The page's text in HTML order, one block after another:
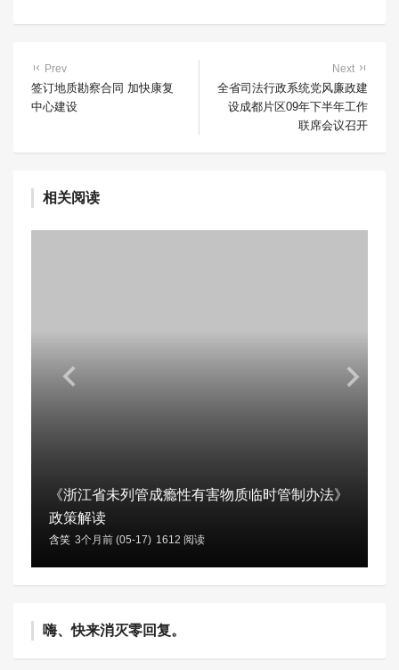
Prev
签订地质勘察合同 加快康复
中心建设
Next
全省司法行政系统党风廉政建
设成都片区09年下半年工作
联席会议召开
相关阅读
《浙江省未列管成瘾性有害物质临时管制办法》
政策解读
含笑 3个月前 (05-17) 1612 阅读
嗨、快来消灭零回复。